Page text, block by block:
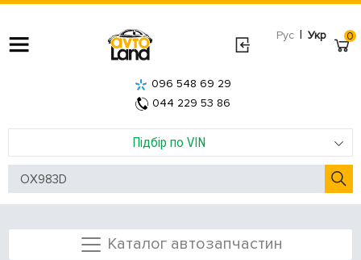
Рус | Укр
Підбір по VIN
096 548 69 29
044 229 53 86
0
Каталог автозапчастин